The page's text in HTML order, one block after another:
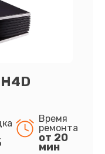
Время
ремонта
от 20
мин